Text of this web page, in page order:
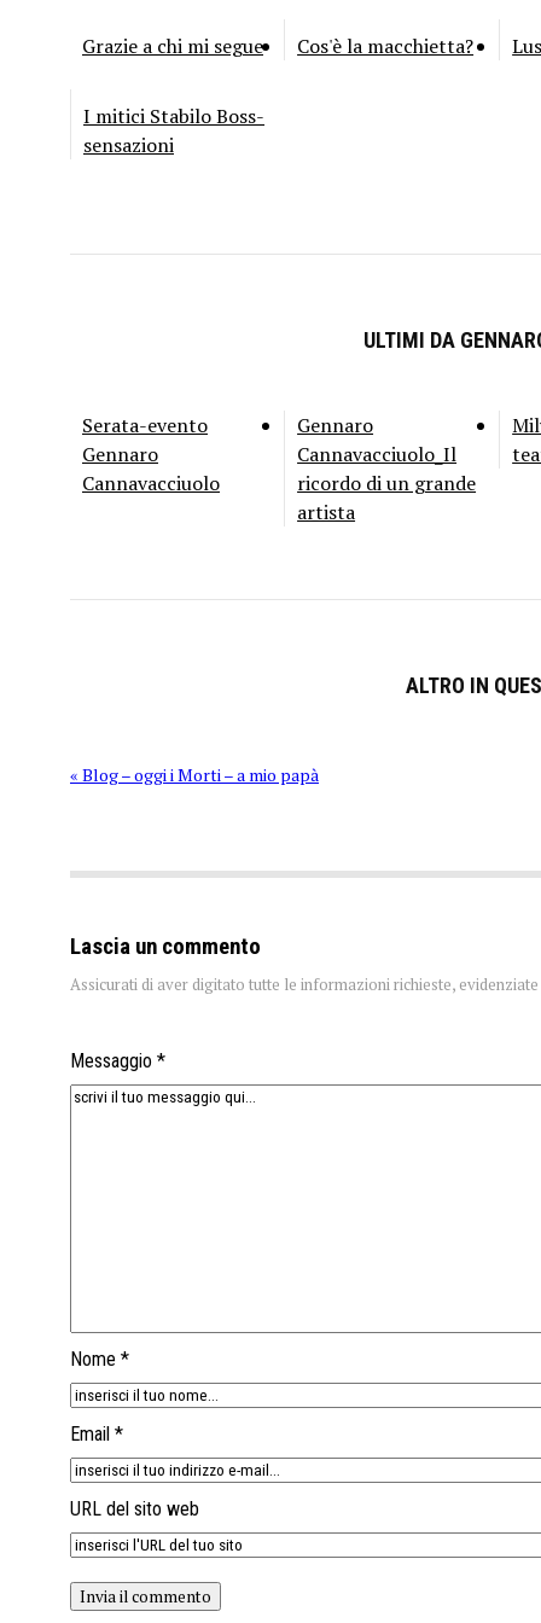
Grazie a chi mi segue Cos'è la macchietta?
I mitici Stabilo Boss-
sensazioni
ULTIMI DA
Serata-evento
Gennaro
Cannavacciuolo
Gennaro
Cannavacciuolo_Il
ricordo di un grande
artista
ALTRO IN
« Blog – oggi i Morti – a mio papà
Lascia un commento
Assicurati di aver digitato tutte le informazioni richieste,
Messaggio *
Nome *
Email *
URL del sito web